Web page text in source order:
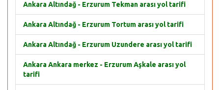
Ankara Altındağ - Erzurum Tekman arası yol tarifi
Ankara Altındağ - Erzurum Tortum arası yol tarifi
Ankara Altındağ - Erzurum Uzundere arası yol tarifi
Ankara Ankara merkez - Erzurum Aşkale arası yol
tarifi